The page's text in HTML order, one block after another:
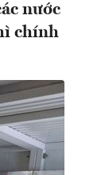
nước
chính